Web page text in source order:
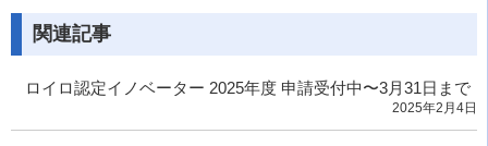
関連記事
ロイロ認定イノベーター 2025年度 申請受付中〜3月31日まで
2025年2月4日